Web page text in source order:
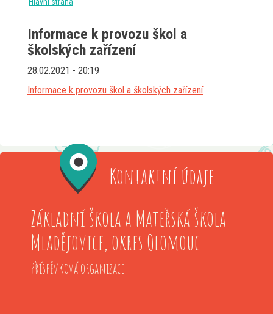
Informace k provozu škol a
školských zařízení
28.02.2021 - 20:19
Informace k provozu škol a školských zařízení
Kontaktní údaje
Základní škola a Mateřská škola
Mladějovice, okres Olomouc
Příspěvková organizace